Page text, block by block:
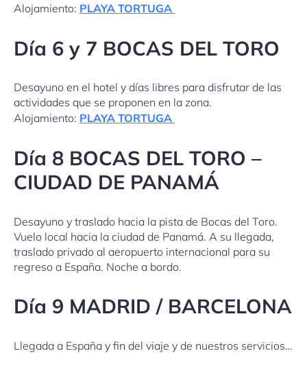
Alojamiento: PLAYA TORTUGA
Día 6 y 7 BOCAS DEL TORO
Desayuno en el hotel y días libres para disfrutar de las
actividades que se proponen en la zona.
Alojamiento: PLAYA TORTUGA
Día 8 BOCAS DEL TORO –
CIUDAD DE PANAMÁ
Desayuno y traslado hacia la pista de Bocas del Toro.
Vuelo local hacia la ciudad de Panamá. A su llegada,
traslado privado al aeropuerto internacional para su
regreso a España. Noche a bordo.
Día 9 MADRID / BARCELONA
Llegada a España y fin del viaje y de nuestros servicios…